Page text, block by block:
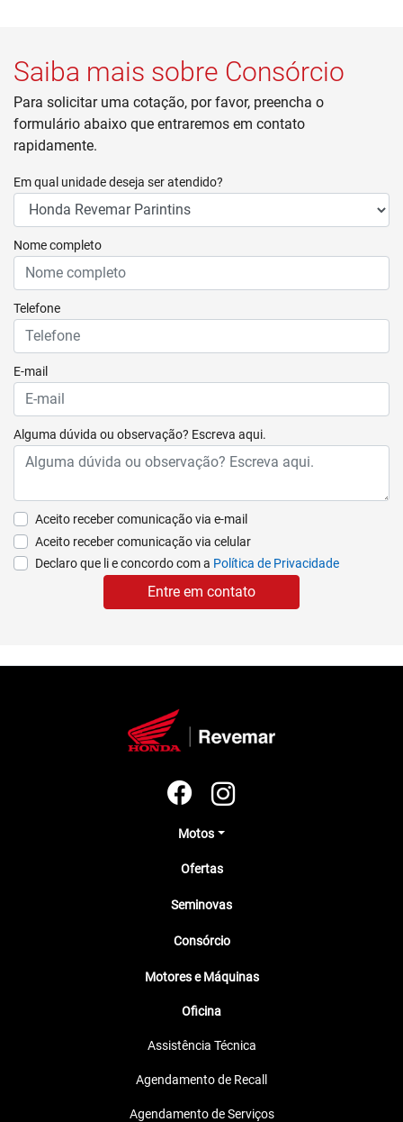
Saiba mais sobre Consórcio
Para solicitar uma cotação, por favor, preencha o
formulário abaixo que entraremos em contato
rapidamente.
Em qual unidade deseja ser atendido?
Nome completo
Telefone
E-mail
Alguma dúvida ou observação? Escreva aqui.
Aceito receber comunicação via e-mail
Aceito receber comunicação via celular
Declaro que li e concordo com a Política de Privacidade
Entre em contato
Motos
Ofertas
Seminovas
Consórcio
Motores e Máquinas
Oficina
Assistência Técnica
Agendamento de Recall
Agendamento de Serviços